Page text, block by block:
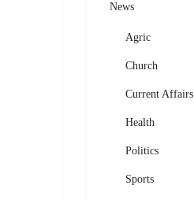
News
Agric
Church
Current Affairs
Health
Politics
Sports